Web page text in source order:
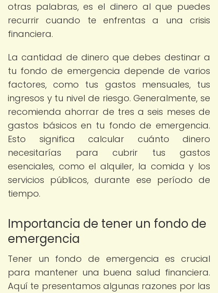
otras palabras, es el dinero al que puedes
recurrir cuando te enfrentas a una crisis
financiera.
La cantidad de dinero que debes destinar a
tu fondo de emergencia depende de varios
factores, como tus gastos mensuales, tus
ingresos y tu nivel de riesgo. Generalmente, se
recomienda ahorrar de tres a seis meses de
gastos básicos en tu fondo de emergencia.
Esto significa calcular cuánto dinero
necesitarías para cubrir tus gastos
esenciales, como el alquiler, la comida y los
servicios públicos, durante ese período de
tiempo.
Importancia de tener un fondo de
emergencia
Tener un fondo de emergencia es crucial
para mantener una buena salud financiera.
Aquí te presentamos algunas razones por las